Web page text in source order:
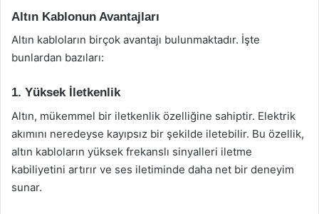
Altın Kablonun Avantajları
Altın kabloların birçok avantajı bulunmaktadır. İşte
bunlardan bazıları:
1. Yüksek İletkenlik
Altın, mükemmel bir iletkenlik özelliğine sahiptir. Elektrik
akımını neredeyse kayıpsız bir şekilde iletebilir. Bu özellik,
altın kabloların yüksek frekanslı sinyalleri iletme
kabiliyetini artırır ve ses iletiminde daha net bir deneyim
sunar.